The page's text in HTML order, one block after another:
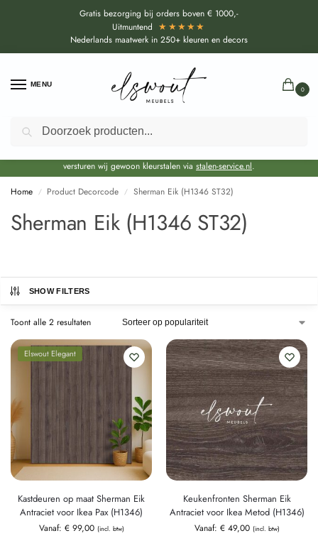
Gratis bezorging bij orders boven € 1000,-
Uitmuntend ★★★★★
Nederlands maatwerk in 250+ kleuren en decors
MENU
0
Door de bouwvakperiode geldt voor alle collecties momenteel een EXTRA
levertijd van circa 3-4 weken bovenop de reguliere levertijd.
versturen wij gewoon kleurstalen via stalen-service.nl.
Home / Product Decorcode / Sherman Eik (H1346 ST32)
Sherman Eik (H1346 ST32)
SHOW FILTERS
Toont alle 2 resultaten
Elswout Elegant
Kastdeuren op maat Sherman Eik
Antraciet voor Ikea Pax (H1346)
Vanaf: €99,00 (incl. btw)
Keukenfronten Sherman Eik
Antraciet voor Ikea Metod (H1346)
Vanaf: €49,00 (incl. btw)